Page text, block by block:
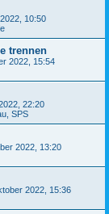
10:50
trennen
2022, 15:54
22:20
SPS
2022, 13:20
2022, 15:36